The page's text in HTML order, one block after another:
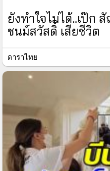
ยังทำใจไม่ได้..เป๊ก
ชนม์สวัสดิ์ เสียชีวิต
ดาราไทย